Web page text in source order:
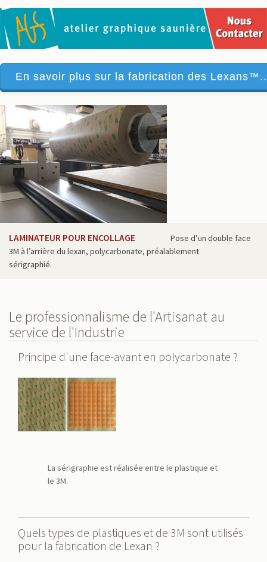
En savoir plus sur la fabrication des
LAMINATEUR POUR ENCOLLAGE
Pose d’un double face
3M à l’arrière du lexan, polycarbonate, préalablement
sérigraphié.
Le professionnalisme de l'Artisanat au
service de l'Industrie
Principe d'une face-avant en polycarbonate ?
La sérigraphie est réalisée entre le plastique et
le 3M.
Quels types de plastiques et de 3M sont utilisés
pour la fabrication de Lexan ?